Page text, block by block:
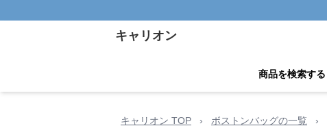
キャリオン
商品を検索する
キャリオン TOP › ボストンバッグの一覧 ›